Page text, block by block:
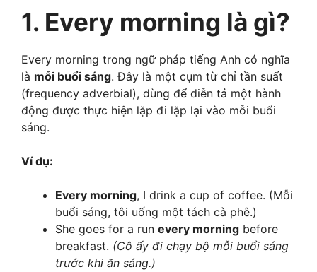
1. Every morning là gì?
Every morning trong ngữ pháp tiếng Anh có nghĩa
là mỗi buổi sáng. Đây là một cụm từ chỉ tần suất
(frequency adverbial), dùng để diễn tả một hành
động được thực hiện lặp đi lặp lại vào mỗi buổi
sáng.
Ví dụ:
Every morning, I drink a cup of coffee. (Mỗi
buổi sáng, tôi uống một tách cà phê.)
She goes for a run every morning before
breakfast. (Cô ấy đi chạy bộ mỗi buổi sáng
trước khi ăn sáng.)